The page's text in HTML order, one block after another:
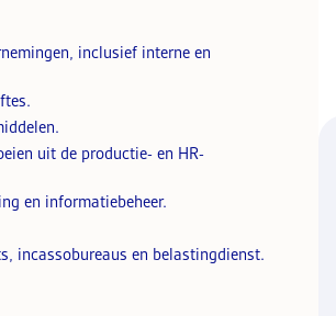
inclusief interne en
uit de productie- en HR-
en informatiebeheer.
incassobureaus en belastingdienst.